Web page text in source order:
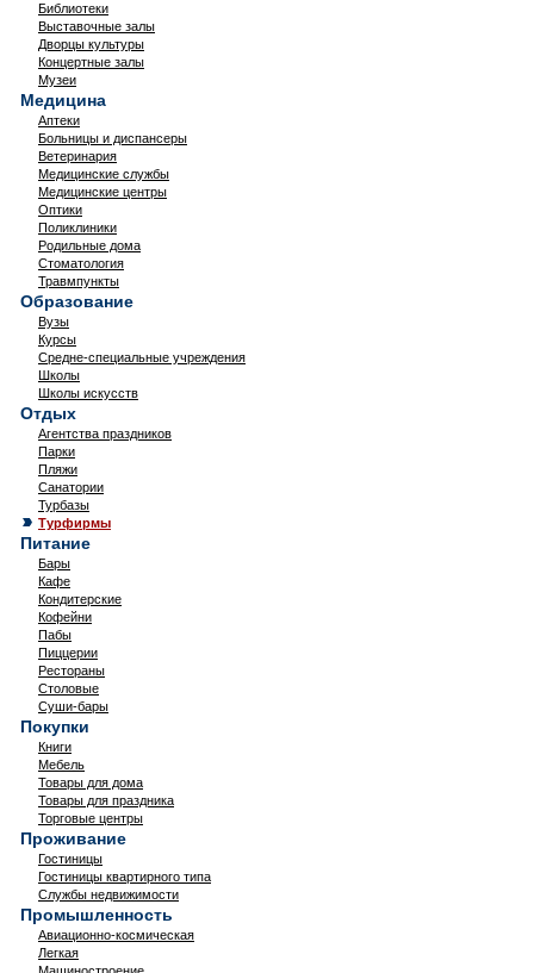
Библиотеки
Выставочные залы
Дворцы культуры
Концертные залы
Музеи
Медицина
Аптеки
Больницы и диспансеры
Ветеринария
Медицинские службы
Медицинские центры
Оптики
Поликлиники
Родильные дома
Стоматология
Травмпункты
Образование
Вузы
Курсы
Средне-специальные учреждения
Школы
Школы искусств
Отдых
Агентства праздников
Парки
Пляжи
Санатории
Турбазы
Турфирмы
Питание
Бары
Кафе
Кондитерские
Кофейни
Пабы
Пиццерии
Рестораны
Столовые
Суши-бары
Покупки
Книги
Мебель
Товары для дома
Товары для праздника
Торговые центры
Проживание
Гостиницы
Гостиницы квартирного типа
Службы недвижимости
Промышленность
Авиационно-космическая
Легкая